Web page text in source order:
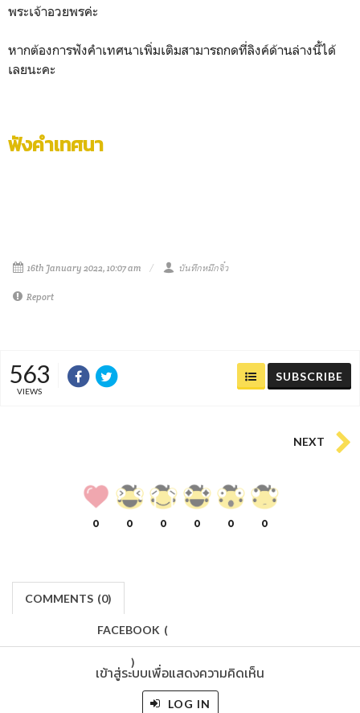
พระเจ้าอวยพรค่ะ
หากต้องการฟังคำเทศนาเพิ่มเติมสามารถกดที่ลิงค์ด้านล่างนี้ได้
เลยนะคะ
ฟังคำเทศนา
16th January 2022, 10:07 am บันทึกหมึกจิ๋ว
Report
563
VIEWS
SUBSCRIBE
NEXT
0 0 0 0 0 0
COMMENTS (0)
FACEBOOK (
)
เข้าสู่ระบบเพื่อแสดงความคิดเห็น
LOG IN